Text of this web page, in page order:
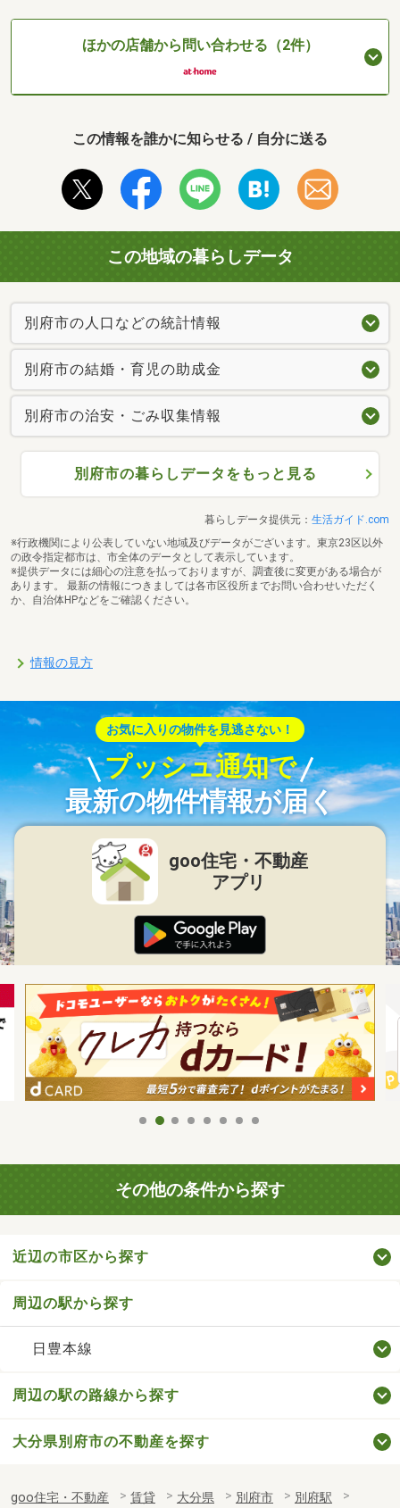
ほかの店舗から問い合わせる（2件）
この情報を誰かに知らせる / 自分に送る
この地域の暮らしデータ
別府市の人口などの統計情報
別府市の結婚・育児の助成金
別府市の治安・ごみ収集情報
別府市の暮らしデータをもっと見る
暮らしデータ提供元： 生活ガイド.com
※行政機関により公表していない地域及びデータがございます。東京23区以外
の政令指定都市は、市全体のデータとして表示しています。
※提供データには細心の注意を払っておりますが、調査後に変更がある場合が
あります。 最新の情報につきましては各市区役所までお問い合わせいただく
か、自治体HPなどをご確認ください。
情報の見方
お気に入りの物件を見逃さない！
プッシュ通知で
最新の物件情報が届く
goo住宅・不動産
アプリ
その他の条件から探す
近辺の市区から探す
周辺の駅から探す
日豊本線
周辺の駅の路線から探す
大分県別府市の不動産を探す
goo住宅・不動産 賃貸 大分県 別府市
別府駅